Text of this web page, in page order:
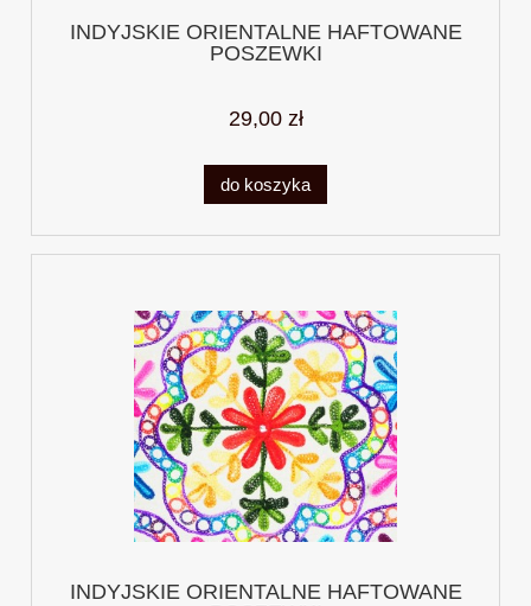
INDYJSKIE ORIENTALNE HAFTOWANE
POSZEWKI
29,00 zł
do koszyka
INDYJSKIE ORIENTALNE HAFTOWANE